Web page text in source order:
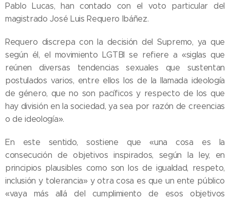
Pablo Lucas, han contado con el voto particular del
magistrado José Luis Requero Ibáñez.
Requero discrepa con la decisión del Supremo, ya que
según él, el movimiento LGTBI se refiere a «siglas que
reúnen diversas tendencias sexuales que sustentan
postulados varios, entre ellos los de la llamada ideología
de género, que no son pacíficos y respecto de los que
hay división en la sociedad, ya sea por razón de creencias
o de ideología».
En este sentido, sostiene que «una cosa es la
consecución de objetivos inspirados, según la ley, en
principios plausibles como son los de igualdad, respeto,
inclusión y tolerancia» y otra cosa es que un ente público
«vaya más allá del cumplimiento de esos objetivos